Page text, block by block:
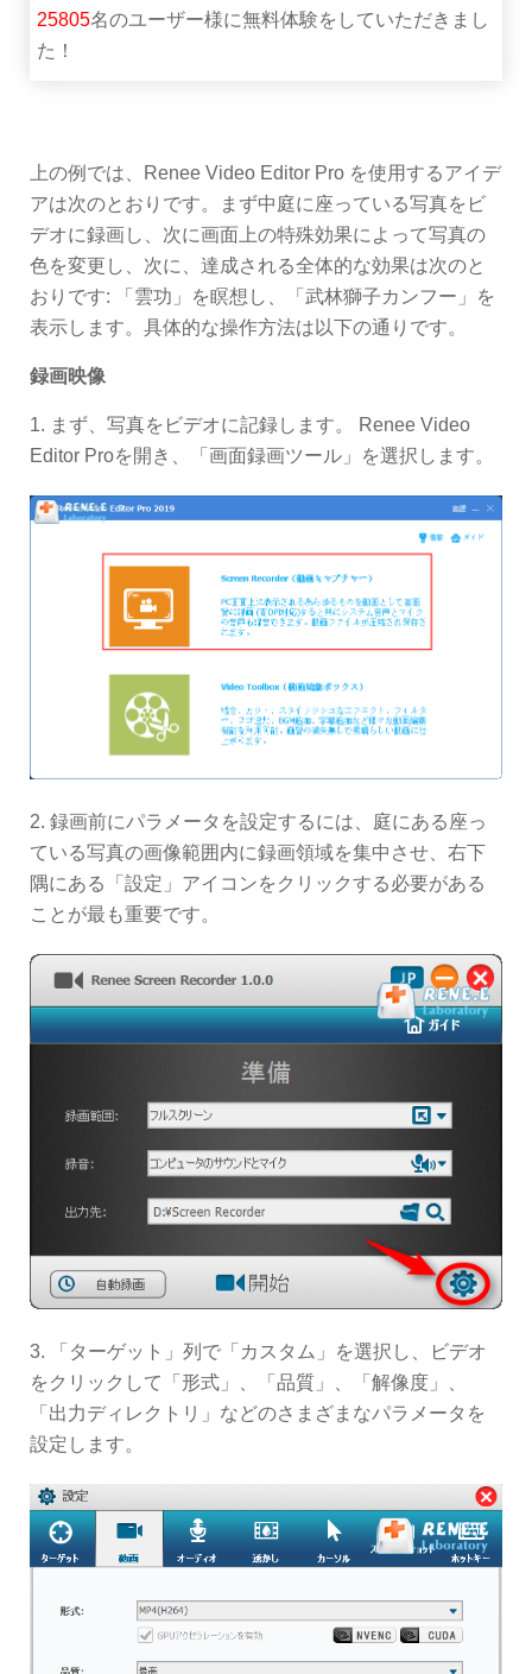
25805名のユーザー様に無料体験をしていただきまし
た！
上の例では、Renee Video Editor Pro を使用するアイデ
アは次のとおりです。まず中庭に座っている写真をビ
デオに録画し、次に画面上の特殊効果によって写真の
色を変更し、次に、達成される全体的な効果は次のと
おりです: 「雲功」を瞑想し、「武林獅子カンフー」を
表示します。具体的な操作方法は以下の通りです。
録画映像
1. まず、写真をビデオに記録します。 Renee Video
Editor Proを開き、「画面録画ツール」を選択します。
2. 録画前にパラメータを設定するには、庭にある座っ
ている写真の画像範囲内に録画領域を集中させ、右下
隅にある「設定」アイコンをクリックする必要がある
ことが最も重要です。
3. 「ターゲット」列で「カスタム」を選択し、ビデオ
をクリックして「形式」、「品質」、「解像度」、
「出力ディレクトリ」などのさまざまなパラメータを
設定します。